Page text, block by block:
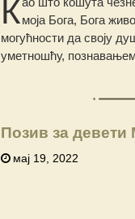
Кмоја Бога, Бога
могућности да своју
уметношћу, познавањем
Позив за
мај 19, 2022